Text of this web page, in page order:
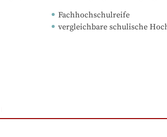
Fachhochschulreife
vergleichbare schulische